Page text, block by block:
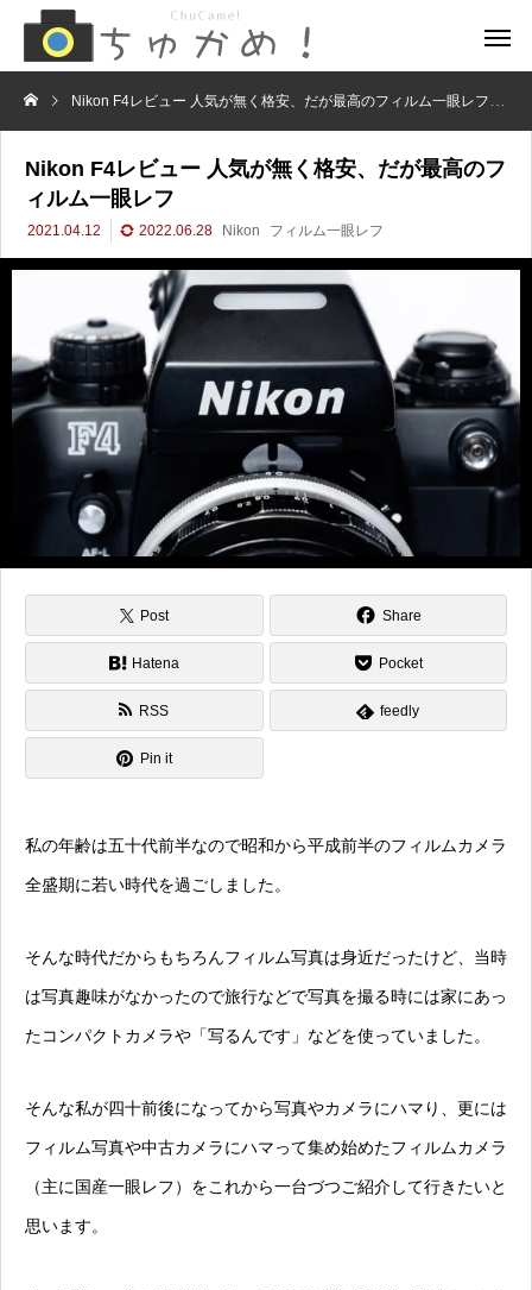
Nikon F4レビュー 人気が無く格安、だが最高のフィルム一眼レフ
Nikon F4レビュー 人気が無く格安、だが最高のフ
ィルム一眼レフ
2021.04.12 2022.06.28 Nikon フィルム一眼レフ
Post Share
Hatena Pocket
RSS feedly
Pin it
私の年齢は五十代前半なので昭和から平成前半のフィルムカメラ
全盛期に若い時代を過ごしました。
そんな時代だからもちろんフィルム写真は身近だったけど、当時
は写真趣味がなかったので旅行などで写真を撮る時には家にあっ
たコンパクトカメラや「写るんです」などを使っていました。
そんな私が四十前後になってから写真やカメラにハマり、更には
フィルム写真や中古カメラにハマって集め始めたフィルムカメラ
（主に国産一眼レフ）をこれから一台づつご紹介して行きたいと
思います。